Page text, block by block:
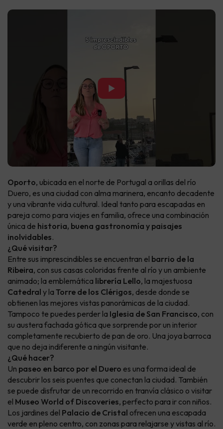
▶
Oporto, ubicada en el norte de Portugal a orillas del río
Duero, es una ciudad con alma marinera, encanto decadente
y una vibrante vida cultural. Ideal tanto para escapadas en
pareja como para viajes en familia, ofrece una combinación
única de historia, buena gastronomía y paisajes
inolvidables.
¿Qué visitar?
Entre sus imprescindibles se encuentran el barrio de la
Ribeira, con sus casas coloridas frente al río y un ambiente
animado; la emblemática librería Lello, la majestuosa
Catedral y la Torre de los Clérigos, desde donde se
obtienen las mejores vistas panorámicas de la ciudad.
Tampoco te puedes perder la Iglesia de San Francisco, con
su austera fachada gótica que sorprende por un interior
completamente recubierto de pan de oro. Una joya barroca
que no deja indiferente a ningún visitante.
¿Qué hacer?
Un paseo en barco por el Duero es una forma ideal de
descubrir los seis puentes que conectan la ciudad. También
se puede disfrutar de un recorrido en tranvía clásico o visitar
el Museo World of Discoveries, perfecto para ir con niños.
Los jardines del Palacio de Cristal ofrecen una escapada
verde en pleno centro, con zonas para relajarse y vistas al río.